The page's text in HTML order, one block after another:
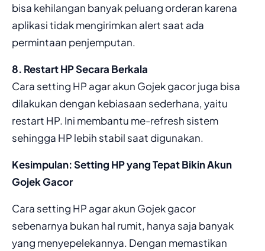
bisa kehilangan banyak peluang orderan karena
aplikasi tidak mengirimkan alert saat ada
permintaan penjemputan.
8. Restart HP Secara Berkala
Cara setting HP agar akun Gojek gacor juga bisa
dilakukan dengan kebiasaan sederhana, yaitu
restart HP. Ini membantu me-refresh sistem
sehingga HP lebih stabil saat digunakan.
Kesimpulan: Setting HP yang Tepat Bikin Akun
Gojek Gacor
Cara setting HP agar akun Gojek gacor
sebenarnya bukan hal rumit, hanya saja banyak
yang menyepelekannya. Dengan memastikan